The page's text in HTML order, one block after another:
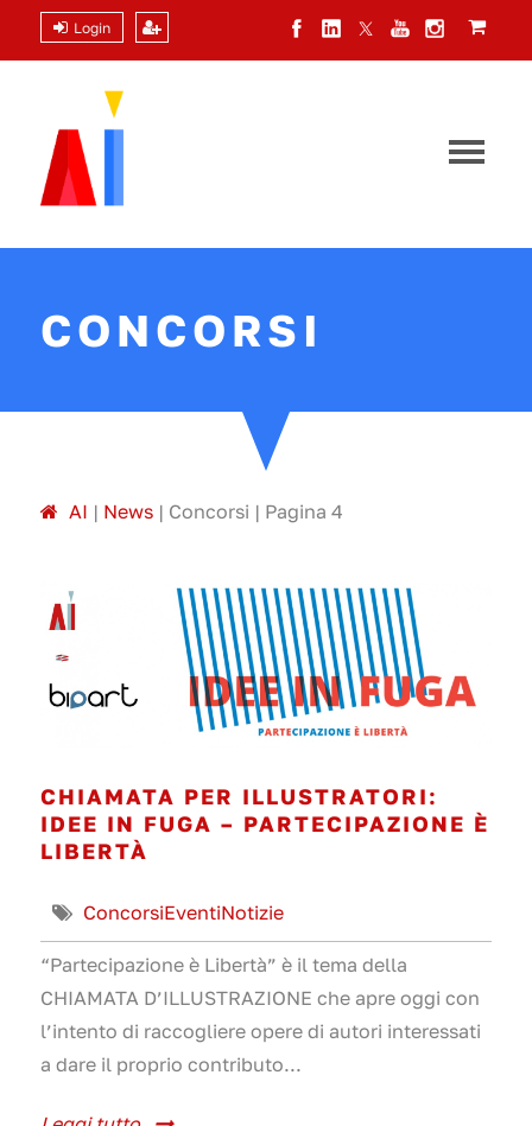
Login
CONCORSI
AI | News | Concorsi | Pagina 4
CHIAMATA PER ILLUSTRATORI:
IDEE IN FUGA – PARTECIPAZIONE È
LIBERTÀ
ConcorsiEventiNotizie
“Partecipazione è Libertà” è il tema della
CHIAMATA D’ILLUSTRAZIONE che apre oggi con
l’intento di raccogliere opere di autori interessati
a dare il proprio contributo...